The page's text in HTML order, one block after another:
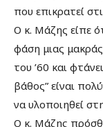
που επικρατεί
Ο κ. Μάζης είπε
φάση μιας μακράς
του ’60 και
βάθος” είναι
να υλοποιηθεί
Ο κ. Μάζης